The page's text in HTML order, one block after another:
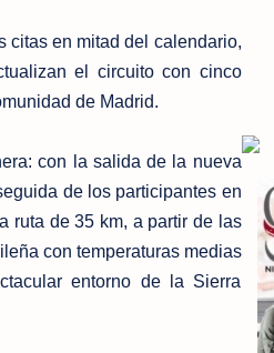
citas en mitad del calendario,
el circuito con cinco
de Madrid.
con la salida de la nueva
de los participantes en
ruta de 35 km, a partir de las
con temperaturas medias
entorno de la Sierra